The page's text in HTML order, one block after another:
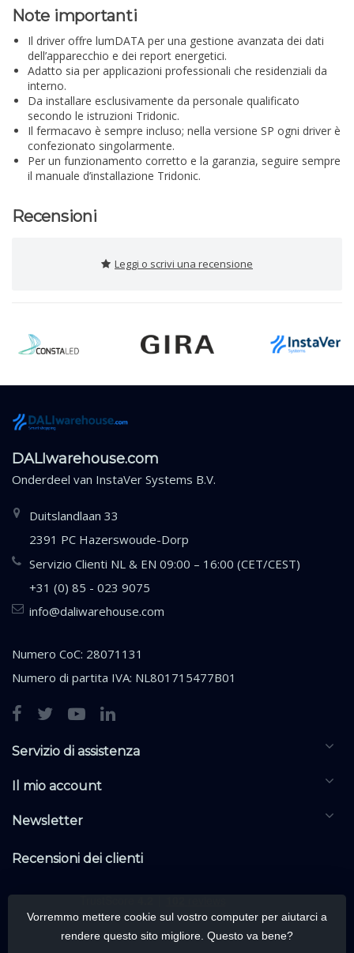
Note importanti
Il driver offre lumDATA per una gestione avanzata dei dati
dell’apparecchio e dei report energetici.
Adatto sia per applicazioni professionali che residenziali da
interno.
Da installare esclusivamente da personale qualificato
secondo le istruzioni Tridonic.
Il fermacavo è sempre incluso; nella versione SP ogni driver è
confezionato singolarmente.
Per un funzionamento corretto e la garanzia, seguire sempre
il manuale d’installazione Tridonic.
Recensioni
Leggi o scrivi una recensione
DALIwarehouse.com
Onderdeel van InstaVer Systems B.V.
Duitslandlaan 33
2391 PC Hazerswoude-Dorp
Servizio Clienti NL & EN 09:00 – 16:00 (CET/CEST)
+31 (0) 85 - 023 9075
info@daliwarehouse.com
Numero CoC: 28071131
Numero di partita IVA: NL801715477B01
Servizio di assistenza
Il mio account
Newsletter
Recensioni dei clienti
Vorremmo mettere cookie sul vostro computer per aiutarci a
rendere questo sito migliore. Questo va bene?